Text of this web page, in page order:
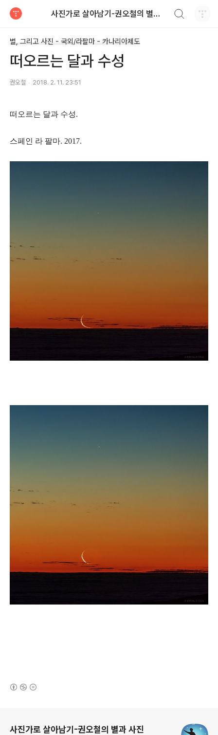
사진가로 살아남기-권오철의 별과 사진
별, 그리고 사진 - 국외/라팔마 - 카나리아제도
떠오르는 달과 수성
권오철 2018. 2. 11. 23:51
떠오르는 달과 수성.
스페인 라 팔마. 2017.
사진가로 살아남기-권오철의 별과 사진